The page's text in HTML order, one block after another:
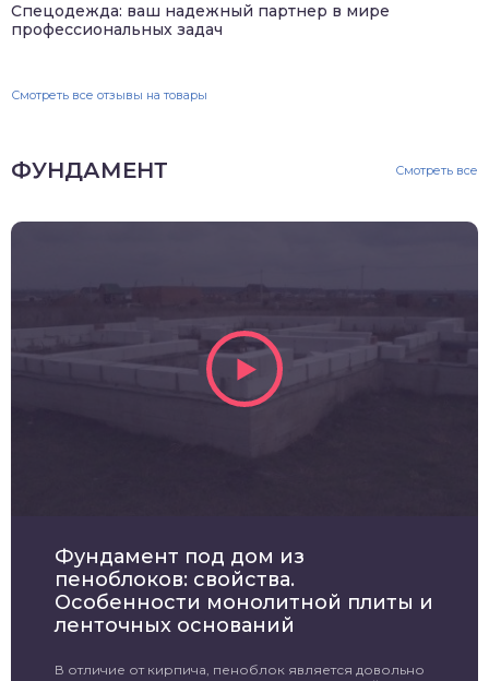
Спецодежда: ваш надежный партнер в мире
профессиональных задач
Смотреть все отзывы на товары
ФУНДАМЕНТ Смотреть все
Фундамент под дом из
пеноблоков: свойства.
Особенности монолитной плиты и
ленточных оснований
В отличие от кирпича, пеноблок является довольно